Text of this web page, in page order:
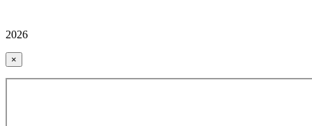
2026
×